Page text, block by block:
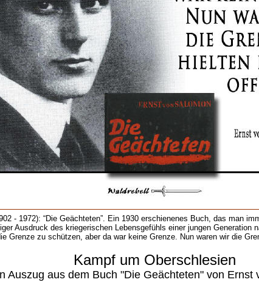
- 1972): “Die Geächteten”. Ein 1930 erschienenes Buch, das man
Ausdruck des kriegerischen Lebensgefühls einer jungen Generation
Grenze zu schützen, aber da war keine Grenze. Nun waren wir die
Kampf um Oberschlesien
Auszug aus dem Buch "Die Geächteten" von Ernst